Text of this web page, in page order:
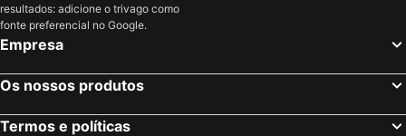
resultados: adicione o trivago como
fonte preferencial no Google.
Empresa
Os nossos produtos
Termos e políticas